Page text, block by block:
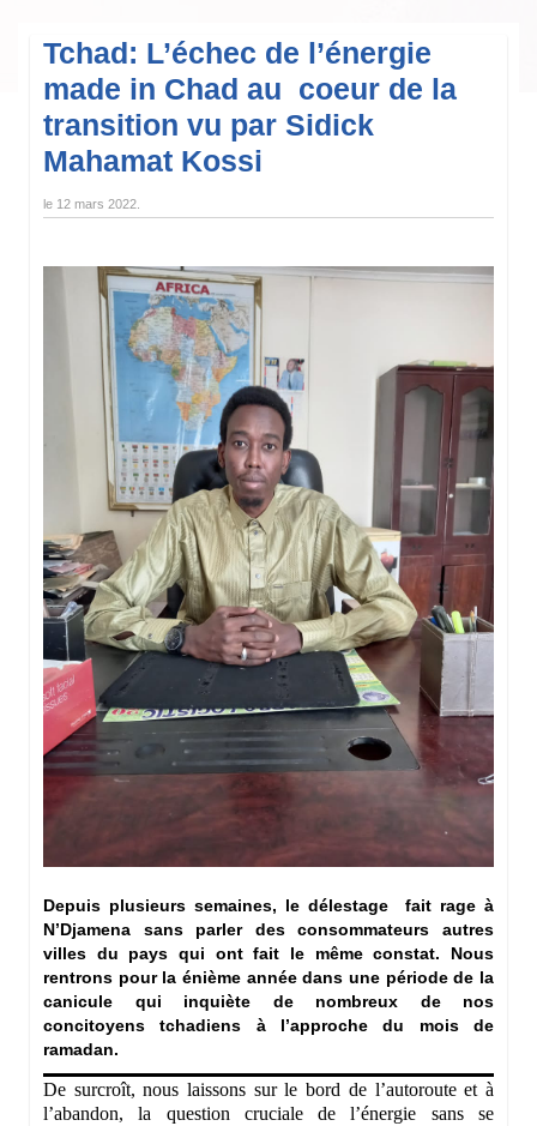
Tchad: L’échec de l’énergie
made in Chad au coeur de la
transition vu par Sidick
Mahamat Kossi
le 12 mars 2022
Depuis plusieurs semaines, le délestage fait rage à
N’Djamena sans parler des consommateurs autres
villes du pays qui ont fait le même constat. Nous
rentrons pour la énième année dans une période de la
canicule qui inquiète de nombreux de nos
concitoyens tchadiens à l’approche du mois de
ramadan.
De surcroît, nous laissons sur le bord de l’autoroute et à
l’abandon, la question cruciale de l’énergie sans se